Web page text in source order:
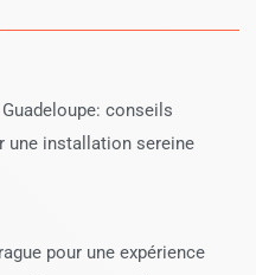
conseils
une installation sereine
pour une expérience